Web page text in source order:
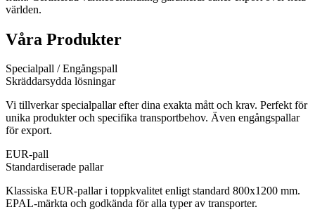
världen.
Våra Produkter
Specialpall / Engångspall
Skräddarsydda lösningar
Vi tillverkar specialpallar efter dina exakta mått och krav. Perfekt för
unika produkter och specifika transportbehov. Även engångspallar
för export.
EUR-pall
Standardiserade pallar
Klassiska EUR-pallar i toppkvalitet enligt standard 800x1200 mm.
EPAL-märkta och godkända för alla typer av transporter.